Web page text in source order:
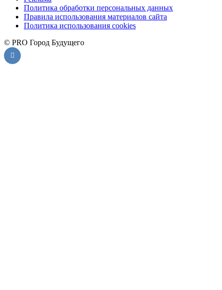
Политика обработки персональных данных
Правила использования материалов сайта
Политика использования cookies
© PRO Город Будущего